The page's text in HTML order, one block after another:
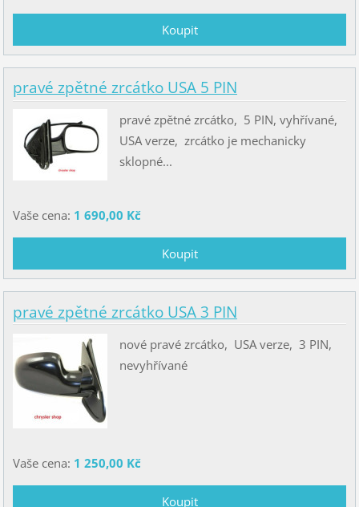
pravé zpětné zrcátko USA 5 PIN
pravé zpětné zrcátko, 5 PIN, vyhřívané,
USA verze, zrcátko je mechanicky
sklopné...
Vaše cena: 1 690,00 Kč
pravé zpětné zrcátko USA 3 PIN
nové pravé zrcátko, USA verze, 3 PIN,
nevyhřívané
Vaše cena: 1 250,00 Kč